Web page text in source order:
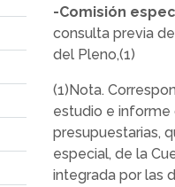
-Comisión
consulta previa
del Pleno,(1)
(1)Nota.
estudio e informe
presupuestarias,
especial, de la
integrada por las